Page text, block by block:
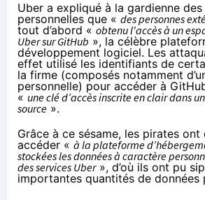
Uber a expliqué à la gardienne
personnelles que « des personnes
tout d’abord «obtenu l'accès à un
Uber sur GitHub », la célèbre
développement logiciel. Les
effet utilisé les identifiants de
la firme (composés notamment
personnelle) pour accéder à
« une clé d’accès inscrite en clair dans
source ».
Grâce à ce sésame, les pirates ont
accéder « à la plateforme
stockées les données à caractère
des services Uber», d’où ils ont pu
importantes quantités de données